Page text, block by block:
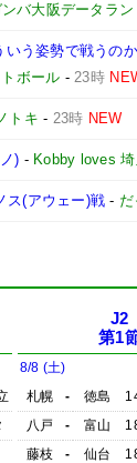
ンバ大阪データラ
う姿勢で戦うの
ボール -23時
トキ - 23時 NEW
) - Kobby loves
ス(アウェー)戦 -
J2
第1
8/8 (土)
札幌
- 徳島
八戸
- 富山
藤枝
- 仙台